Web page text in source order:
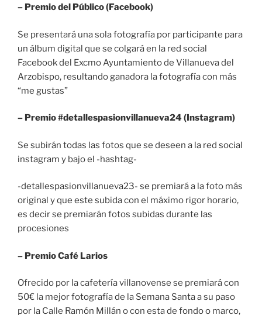
– Premio del Público (Facebook)
Se presentará una sola fotografía por participante para
un álbum digital que se colgará en la red social
Facebook del Excmo Ayuntamiento de Villanueva del
Arzobispo, resultando ganadora la fotografía con más
“me gustas”
– Premio #detallespasionvillanueva24 (Instagram)
Se subirán todas las fotos que se deseen a la red social
instagram y bajo el -hashtag-
-detallespasionvillanueva23- se premiará a la foto más
original y que este subida con el máximo rigor horario,
es decir se premiarán fotos subidas durante las
procesiones
– Premio Café Larios
Ofrecido por la cafetería villanovense se premiará con
50€ la mejor fotografía de la Semana Santa a su paso
por la Calle Ramón Millán o con esta de fondo o marco,